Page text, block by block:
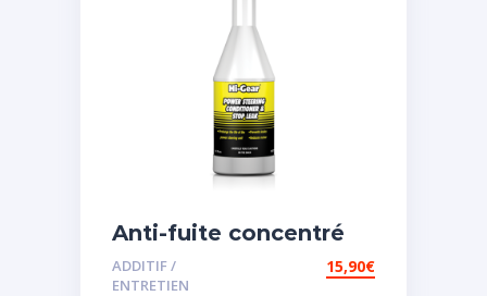
Anti-fuite concentré
pour direction
assistée
ADDITIF /
ENTRETIEN
15,90€